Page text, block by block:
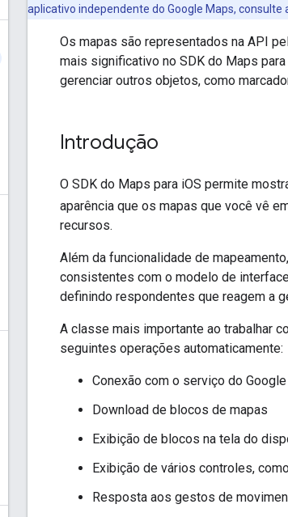
aplicativo independente do Google Maps, consulte
Os mapas são representados na API
mais significativo no SDK do Maps
gerenciar outros objetos, como
Introdução
O SDK do Maps para iOS permite
aparência que os mapas que você vê
recursos.
Além da funcionalidade de
consistentes com o modelo de
definindo respondentes que reagem a
A classe mais importante ao trabalhar
seguintes operações automaticamente:
Conexão com o serviço do
Download de blocos de mapas
Exibição de blocos na tela do
Exibição de vários controles,
Resposta aos gestos de